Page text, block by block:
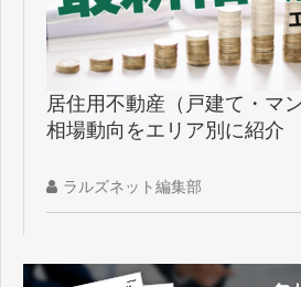
居住用不動産（戸建て・マ
相場動向をエリア別に紹介
ラルズネット編集部